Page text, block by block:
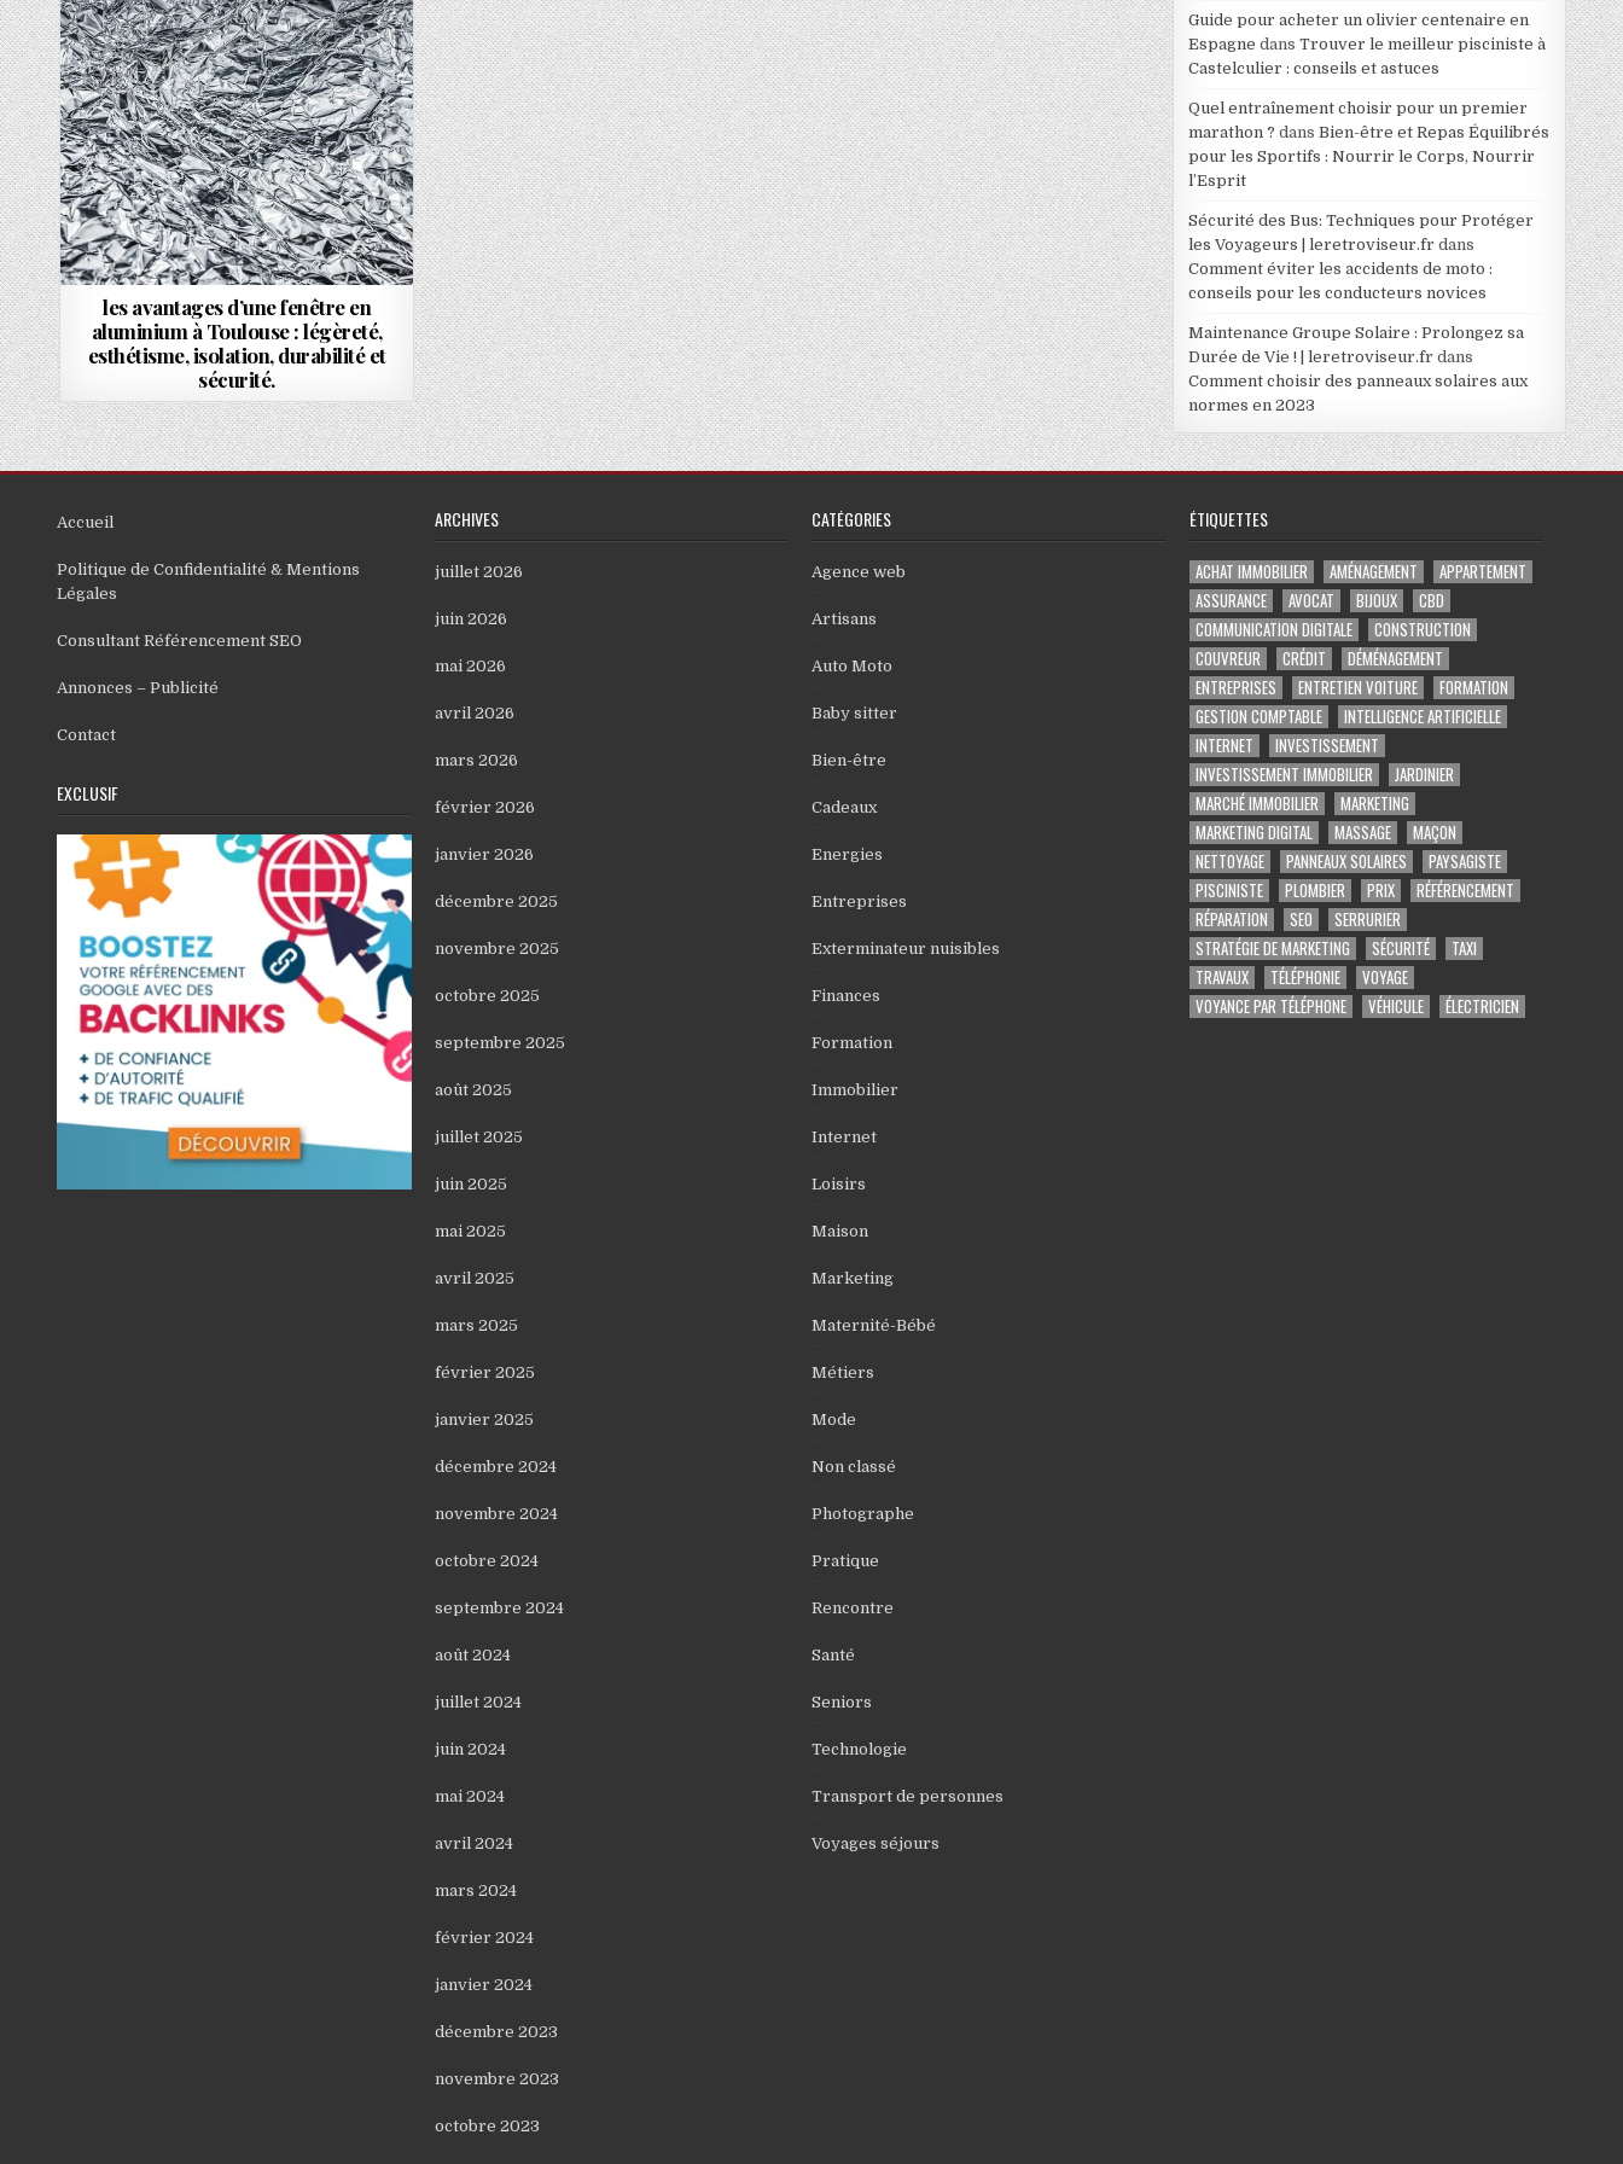
les avantages d’une fenêtre en
aluminium à Toulouse : légèreté,
esthétisme, isolation, durabilité et
sécurité.
Guide pour acheter un olivier centenaire en
Espagne dans Trouver le meilleur pisciniste à
Castelculier : conseils et astuces
Quel entraînement choisir pour un premier
marathon ? dans Bien-être et Repas Équilibrés
pour les Sportifs : Nourrir le Corps, Nourrir
l’Esprit
Sécurité des Bus: Techniques pour Protéger
les Voyageurs | leretroviseur.fr dans
Comment éviter les accidents de moto :
conseils pour les conducteurs novices
Maintenance Groupe Solaire : Prolongez sa
Durée de Vie ! | leretroviseur.fr dans
Comment choisir des panneaux solaires aux
normes en 2023
Accueil
Politique de Confidentialité & Mentions
Légales
Consultant Référencement SEO
Annonces – Publicité
Contact
EXCLUSIF
ARCHIVES
juillet 2026
juin 2026
mai 2026
avril 2026
mars 2026
février 2026
janvier 2026
décembre 2025
novembre 2025
octobre 2025
septembre 2025
août 2025
juillet 2025
juin 2025
mai 2025
avril 2025
mars 2025
février 2025
janvier 2025
décembre 2024
novembre 2024
octobre 2024
septembre 2024
août 2024
juillet 2024
juin 2024
mai 2024
avril 2024
mars 2024
février 2024
janvier 2024
décembre 2023
novembre 2023
octobre 2023
CATÉGORIES
Agence web
Artisans
Auto Moto
Baby sitter
Bien-être
Cadeaux
Energies
Entreprises
Exterminateur nuisibles
Finances
Formation
Immobilier
Internet
Loisirs
Maison
Marketing
Maternité-Bébé
Métiers
Mode
Non classé
Photographe
Pratique
Rencontre
Santé
Seniors
Technologie
Transport de personnes
Voyages séjours
ÉTIQUETTES
ACHAT IMMOBILIER AMÉNAGEMENT
APPARTEMENT
ASSURANCE
AVOCAT BIJOUX
CBD
COMMUNICATION DIGITALE
CONSTRUCTION
COUVREUR
CRÉDIT
DÉMÉNAGEMENT
ENTREPRISES
ENTRETIEN VOITURE
FORMATION
GESTION COMPTABLE
INTELLIGENCE ARTIFICIELLE
INTERNET
INVESTISSEMENT
INVESTISSEMENT IMMOBILIER
JARDINIER
MARCHÉ IMMOBILIER
MARKETING
MARKETING DIGITAL
MASSAGE
MAÇON
NETTOYAGE
PANNEAUX SOLAIRES
PAYSAGISTE
PISCINISTE
PLOMBIER PRIX
RÉFÉRENCEMENT
RÉPARATION
SEO
SERRURIER
STRATÉGIE DE MARKETING
SÉCURITÉ
TAXI
TRAVAUX
TÉLÉPHONIE
VOYAGE
VOYANCE PAR TÉLÉPHONE
VÉHICULE ÉLECTRICIEN